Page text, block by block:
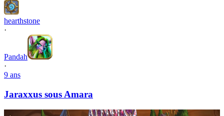
hearthstone
·
Pandah
·
9 ans
Jaraxxus sous Amara